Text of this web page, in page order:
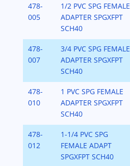
478-
005
1/2 PVC SPG FEMALE
ADAPTER SPGXFPT
SCH40
478-
007
3/4 PVC SPG FEMALE
ADAPTER SPGXFPT
SCH40
478-
010
1 PVC SPG FEMALE
ADAPTER SPGXFPT
SCH40
478-
012
1-1/4 PVC SPG
FEMALE ADAPT
SPGXFPT SCH40